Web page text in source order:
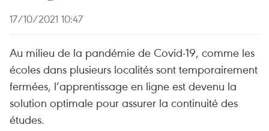
17/10/2021 10:47
Au milieu de la pandémie de Covid-19, comme les
écoles dans plusieurs localités sont temporairement
fermées, l’apprentissage en ligne est devenu la
solution optimale pour assurer la continuité des
études.